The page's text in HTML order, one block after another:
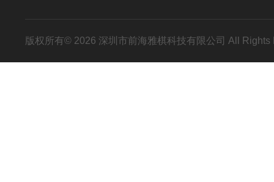
版权所有© 2026 深圳市前海雅棋科技有限公司 All